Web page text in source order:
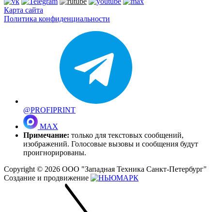
Карта сайта
Политика конфиденциальности
@PROFIPRINT
MAX
Примечание: только для текстовых сообщений,
изображений. Голосовые вызовы и сообщения будут
проигнорированы.
Copyright © 2026 ООО "Западная Техника Санкт-Петербург"
Создание и продвижение